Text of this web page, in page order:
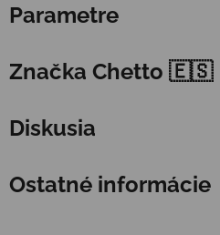
Parametre
Značka Chetto 🇪🇸
Diskusia
Ostatné informácie